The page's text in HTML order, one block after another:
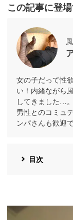
この記事に登
女の子だって性
い！内緒ながら
してきました…
男性とのコミュ
ンパさんも歓迎
目次
https://pcmax.jp/lp/?